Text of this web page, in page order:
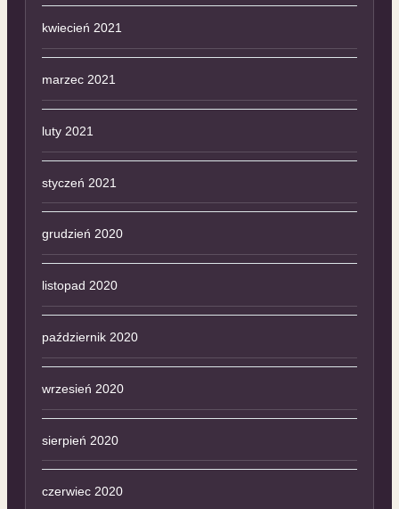
kwiecień 2021
marzec 2021
luty 2021
styczeń 2021
grudzień 2020
listopad 2020
październik 2020
wrzesień 2020
sierpień 2020
czerwiec 2020